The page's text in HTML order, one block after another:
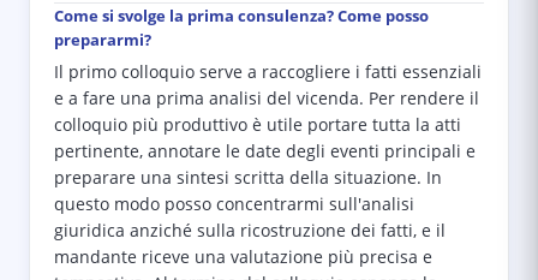
Come si svolge la prima consulenza? Come posso
prepararmi?
Il primo colloquio serve a raccogliere i fatti essenziali
e a fare una prima analisi del vicenda. Per rendere il
colloquio più produttivo è utile portare tutta la atti
pertinente, annotare le date degli eventi principali e
preparare una sintesi scritta della situazione. In
questo modo posso concentrarmi sull'analisi
giuridica anziché sulla ricostruzione dei fatti, e il
mandante riceve una valutazione più precisa e